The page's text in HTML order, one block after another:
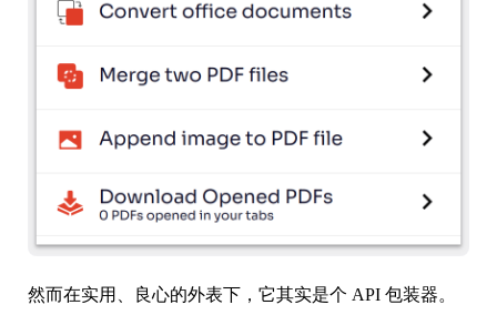
然而在实用、良心的外表下，它其实是个 API 包装器。